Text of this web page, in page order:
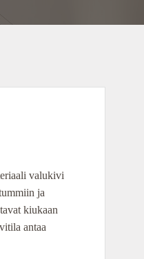
valukivi
ja
kiukaan
antaa